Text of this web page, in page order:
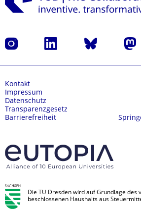
Instagram LinkedIn Bluesky
Kontakt
Impressum
Datenschutz
Transparenzgesetz
Barrierefreiheit
Die TU Dresden wird auf Grundlage des
beschlossenen Haushalts aus